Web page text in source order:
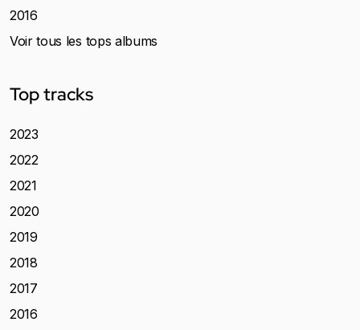
2016
Voir tous les tops albums
Top tracks
2023
2022
2021
2020
2019
2018
2017
2016